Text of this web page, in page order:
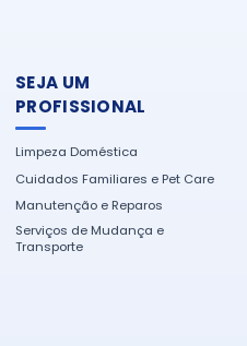
SEJA UM
PROFISSIONAL
Limpeza Doméstica
Cuidados Familiares e Pet Care
Manutenção e Reparos
Serviços de Mudança e
Transporte